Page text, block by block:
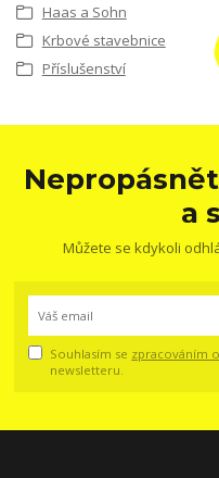
Haas a Sohn
Krbové stavebnice
Příslušenství
a
Můžete se kdykoli
Souhlasím se zpracováním
newsletteru.